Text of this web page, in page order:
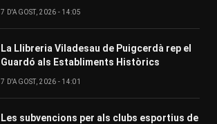
7 D'AGOST, 2026 - 14:05
La Llibreria Viladesau de Puigcerdà rep el
Guardó als Establiments Històrics
7 D'AGOST, 2026 - 14:01
Les subvencions per als clubs esportius de